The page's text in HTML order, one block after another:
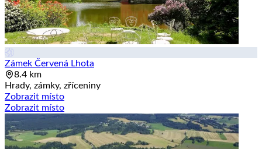
Zámek Červená Lhota
8.4 km
Hrady, zámky, zříceniny
Zobrazit místo
Zobrazit místo